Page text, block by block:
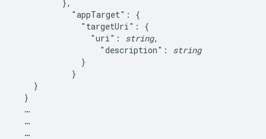
          },
            "appTarget": {
              "targetUri": {
                "uri":
string,
                  "description":
string
              }
            }
    }
  }
  …
  …
  …